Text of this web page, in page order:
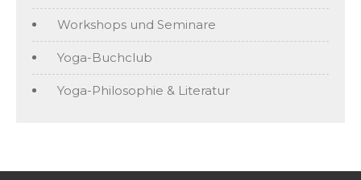
Workshops und Seminare
Yoga-Buchclub
Yoga-Philosophie & Literatur